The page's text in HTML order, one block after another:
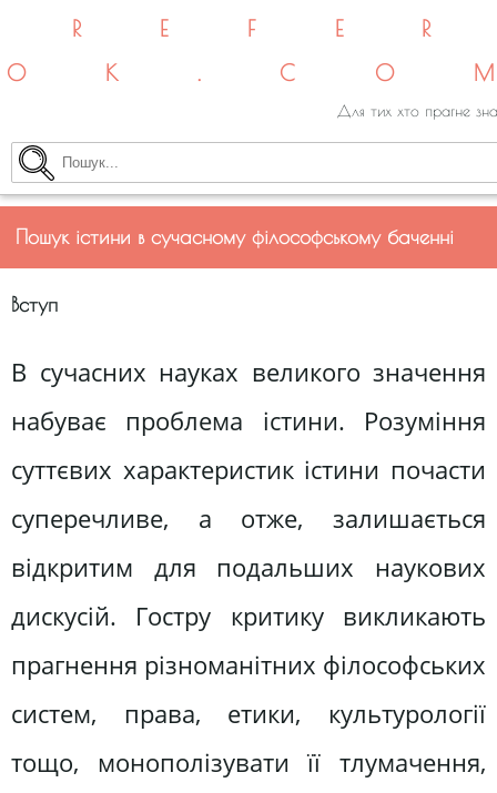
Для тих хто прагне
Пошук істини в сучасному філософському баченні
Вступ
В сучасних науках великого значення
набуває проблема істини. Розуміння
суттєвих характеристик істини почасти
суперечливе, а отже, залишається
відкритим для подальших наукових
дискусій. Гостру критику викликають
прагнення різноманітних філософських
систем, права, етики, культурології
тощо, монополізувати її тлумачення,